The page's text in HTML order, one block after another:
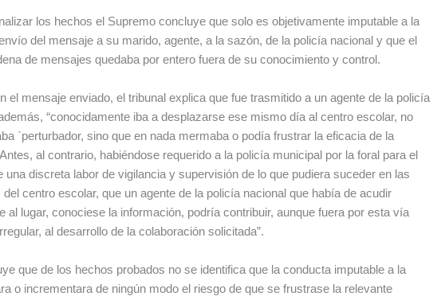
los hechos el Supremo concluye que solo es objetivamente imputable a la
del mensaje a su marido, agente, a la sazón, de la policía nacional y que el
de mensajes quedaba por entero fuera de su conocimiento y control.
el mensaje enviado, el tribunal explica que fue trasmitido a un agente de la policía
“conocidamente iba a desplazarse ese mismo día al centro escolar, no
`perturbador, sino que en nada mermaba o podía frustrar la eficacia de la
al contrario, habiéndose requerido a la policía municipal por la foral para el
una discreta labor de vigilancia y supervisión de lo que pudiera suceder en las
del centro escolar, que un agente de la policía nacional que había de acudir
al lugar, conociese la información, podría contribuir, aunque fuera por esta vía
al desarrollo de la colaboración solicitada”.
que de los hechos probados no se identifica que la conducta imputable a la
o incrementara de ningún modo el riesgo de que se frustrase la relevante